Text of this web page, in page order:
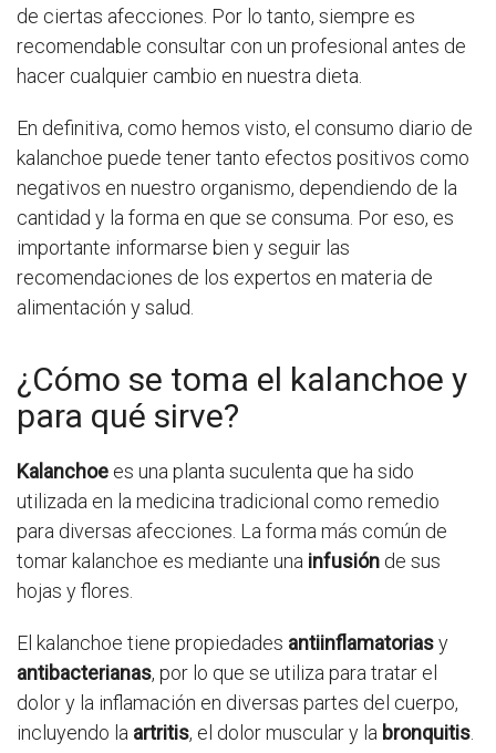
de ciertas afecciones. Por lo tanto, siempre es
recomendable consultar con un profesional antes de
hacer cualquier cambio en nuestra dieta.
En definitiva, como hemos visto, el consumo diario de
kalanchoe puede tener tanto efectos positivos como
negativos en nuestro organismo, dependiendo de la
cantidad y la forma en que se consuma. Por eso, es
importante informarse bien y seguir las
recomendaciones de los expertos en materia de
alimentación y salud.
¿Cómo se toma el kalanchoe y
para qué sirve?
Kalanchoe es una planta suculenta que ha sido
utilizada en la medicina tradicional como remedio
para diversas afecciones. La forma más común de
tomar kalanchoe es mediante una infusión de sus
hojas y flores.
El kalanchoe tiene propiedades antiinflamatoriasy
antibacterianas, por lo que se utiliza para tratar el
dolor y la inflamación en diversas partes del cuerpo,
incluyendo la artritis, el dolor muscular y la bronquitis.